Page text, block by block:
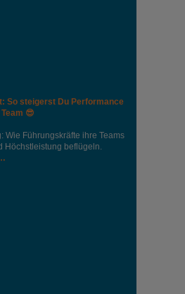
So steigerst Du Performance
😎
Wie Führungskräfte ihre Teams
Höchstleistung beflügeln.